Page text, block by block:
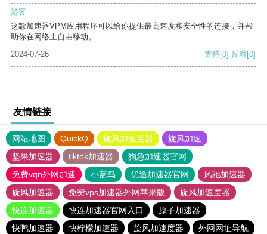
游客
这款加速器VPM应用程序可以给你提供最高速度和安全性的连接，并帮
助你在网络上自由移动。
2024-07-26
支持[0] 反对[0]
友情链接
网站地图 QuickQ 旋风加速度器
旋风加速
坚果加速器
tiktok加速器
狗急加速器官网
免费vqn外网加速
小蓝鸟 优途加速器官网
风驰加速器
旋风加速器
免费vps加速器外网苹果版
旋风加速度器
快连加速器
快连加速器官网入口
原子加速器
快鸭加速器
快柠檬加速器 旋风加速度器
外网网址导航